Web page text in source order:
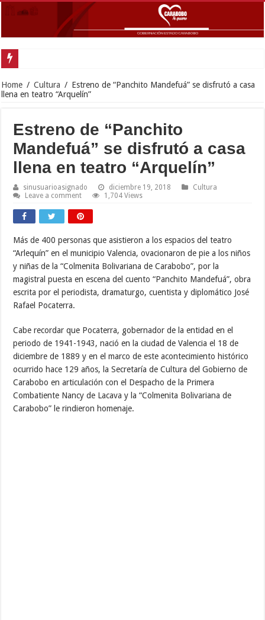
Home / Cultura / Estreno de “Panchito Mandefuá” se disfrutó a casa
llena en teatro “Arquelín”
Estreno de “Panchito
Mandefuá” se disfrutó a casa
llena en teatro “Arquelín”
sinusuarioasignado diciembre 19, 2018
Cultura
Leave a comment
1,704 Views
Más de 400 personas que asistieron a los espacios del teatro
“Arlequín” en el municipio Valencia, ovacionaron de pie a los niños
y niñas de la “Colmenita Bolivariana de Carabobo”, por la
magistral puesta en escena del cuento “Panchito Mandefuá”, obra
escrita por el periodista, dramaturgo, cuentista y diplomático José
Rafael Pocaterra.
Cabe recordar que Pocaterra, gobernador de la entidad en el
periodo de 1941-1943, nació en la ciudad de Valencia el 18 de
diciembre de 1889 y en el marco de este acontecimiento histórico
ocurrido hace 129 años, la Secretaría de Cultura del Gobierno de
Carabobo en articulación con el Despacho de la Primera
Combatiente Nancy de Lacava y la “Colmenita Bolivariana de
Carabobo” le rindieron homenaje.